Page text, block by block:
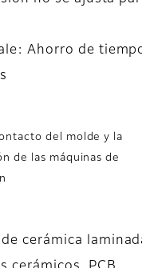
Ahorro de
del molde y la
de las máquinas de
cerámica